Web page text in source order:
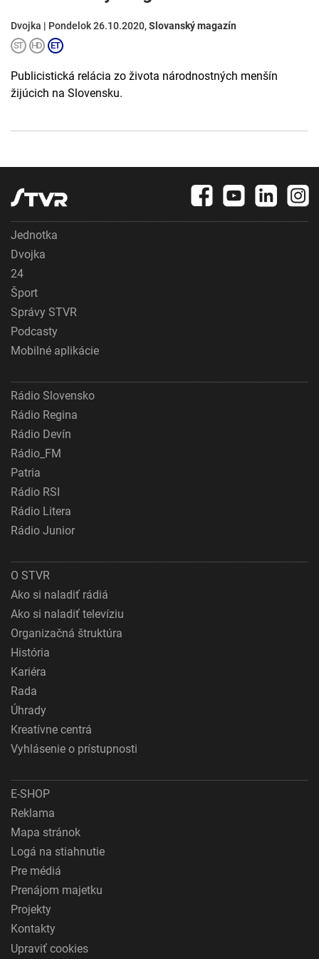
Dvojka | Pondelok 26.10.2020,Slovanský magazín
Publicistická relácia zo života národnostných menšín
žijúcich na Slovensku.
Jednotka
Dvojka
24
Šport
Správy STVR
Podcasty
Mobilné aplikácie
Rádio Slovensko
Rádio Regina
Rádio Devín
Rádio_FM
Patria
Rádio RSI
Rádio Litera
Rádio Junior
O STVR
Ako si naladiť rádiá
Ako si naladiť televíziu
Organizačná štruktúra
História
Kariéra
Rada
Úhrady
Kreatívne centrá
Vyhlásenie o prístupnosti
E-SHOP
Reklama
Mapa stránok
Logá na stiahnutie
Pre médiá
Prenájom majetku
Projekty
Kontakty
Upraviť cookies